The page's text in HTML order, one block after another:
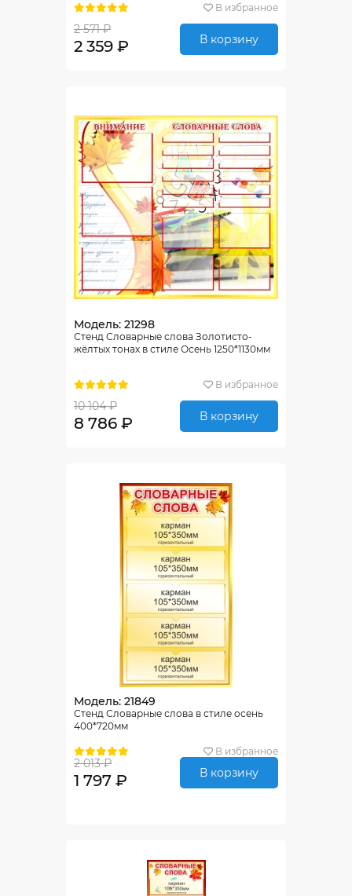
В избранное
2 571 ₽
2 359 ₽ В корзину
Модель: 21298
Стенд Словарные слова Золотисто-
жёлтых тонах в стиле Осень 1250*1130мм
В избранное
10 104 ₽
8 786 ₽ В корзину
Модель: 21849
Стенд Словарные слова в стиле осень
400*720мм
В избранное
2 013 ₽
1 797 ₽ В корзину